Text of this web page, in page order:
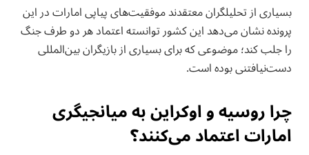
بسیاری از تحلیلگران معتقدند موفقیت‌های پیاپی امارات در این
پرونده نشان می‌دهد این کشور توانسته اعتماد هر دو طرف جنگ
را جلب کند؛ موضوعی که برای بسیاری از بازیگران بین‌المللی
دست‌نیافتنی بوده است.
چرا روسیه و اوکراین به میانجیگری
امارات اعتماد می‌کنند؟